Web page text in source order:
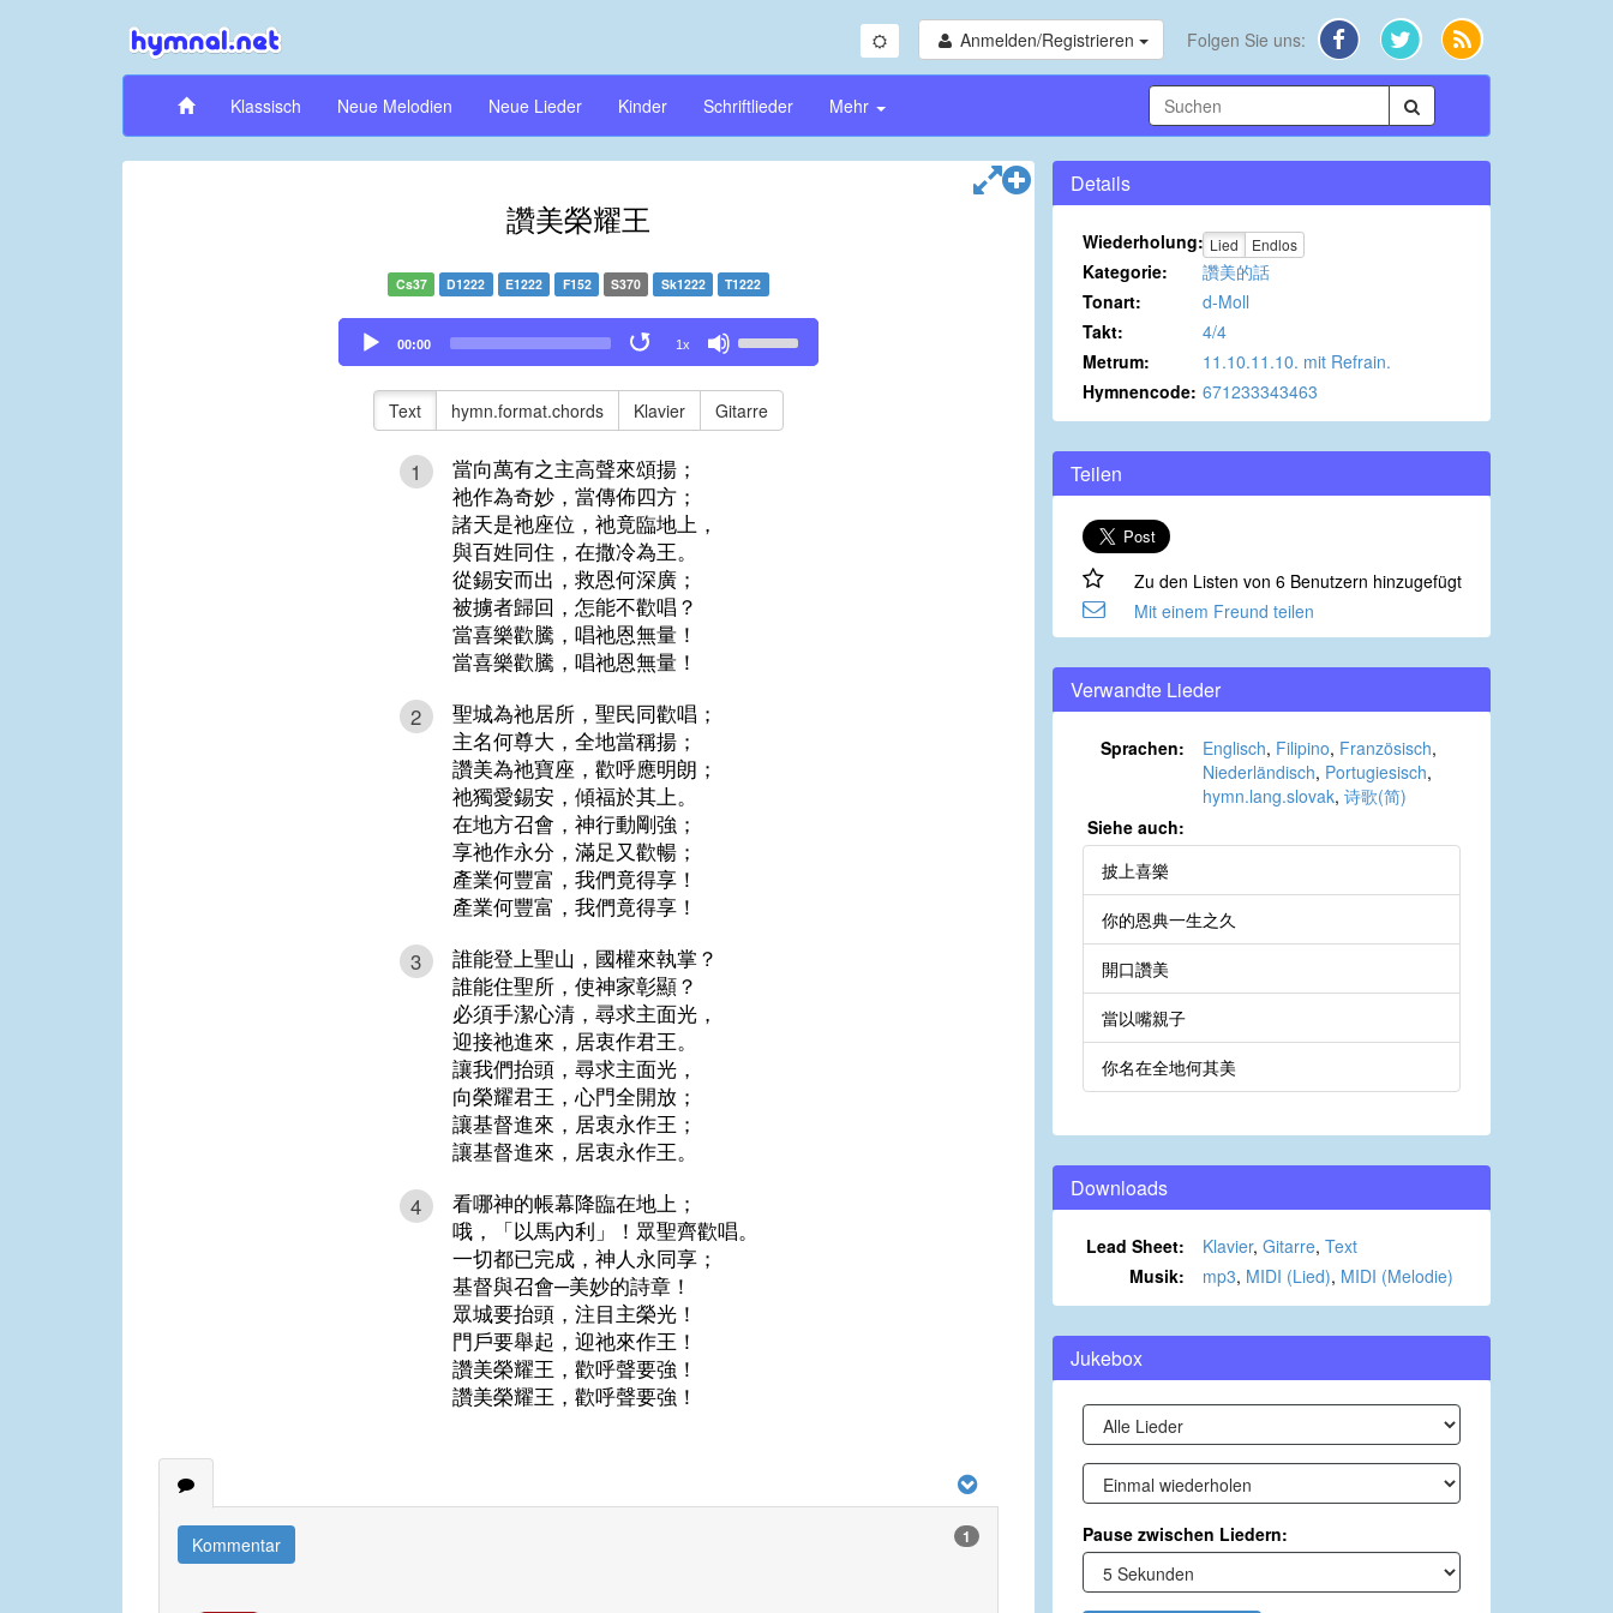
Anmelden/Registrieren Folgen Sie uns:
Klassisch Neue Melodien Neue Lieder Kinder Schriftlieder Mehr
讚美榮耀王
Cs37 D1222 E1222 F152 S370 Sk1222 T1222
Audio
Player
00:00 1x
Up/Down
to
Text hymn.format.chords Klavier Gitarre
1
當向萬有之主高聲來頌揚；
祂作為奇妙，當傳佈四方；
諸天是祂座位，祂竟臨地上，
與百姓同住，在撒冷為王。
從錫安而出，救恩何深廣；
被擄者歸回，怎能不歡唱？
當喜樂歡騰，唱祂恩無量！
當喜樂歡騰，唱祂恩無量！
2
聖城為祂居所，聖民同歡唱；
主名何尊大，全地當稱揚；
讚美為祂寶座，歡呼應明朗；
祂獨愛錫安，傾福於其上。
在地方召會，神行動剛強；
享祂作永分，滿足又歡暢；
產業何豐富，我們竟得享！
產業何豐富，我們竟得享！
3
誰能登上聖山，國權來執掌？
誰能住聖所，使神家彰顯？
必須手潔心清，尋求主面光，
迎接祂進來，居衷作君王。
讓我們抬頭，尋求主面光，
向榮耀君王，心門全開放；
讓基督進來，居衷永作王；
讓基督進來，居衷永作王。
4
看哪神的帳幕降臨在地上；
哦，「以馬內利」！眾聖齊歡唱。
一切都已完成，神人永同享；
基督與召會─美妙的詩章！
眾城要抬頭，注目主榮光！
門戶要舉起，迎祂來作王！
讚美榮耀王，歡呼聲要強！
讚美榮耀王，歡呼聲要強！
Kommentar 1
Details
Wiederholung: Lied Endlos
Kategorie:
讚美的話
Tonart:
d-Moll
Takt:
4/4
Metrum:
11.10.11.10. mit Refrain.
Hymnencode: 671233343463
Teilen
Zu den Listen von 6 Benutzern hinzugefügt
Mit einem Freund teilen
Verwandte Lieder
Sprachen: Englisch, Filipino, Französisch,
Niederländisch, Portugiesisch,
hymn.lang.slovak, 诗歌(简)
Siehe auch:
披上喜樂
你的恩典一生之久
開口讚美
當以嘴親子
你名在全地何其美
Downloads
Lead Sheet: Klavier, Gitarre, Text
Musik:
mp3, MIDI (Lied), MIDI (Melodie)
Jukebox
Pause zwischen Liedern: